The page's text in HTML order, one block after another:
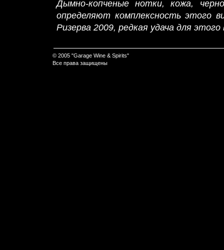
Дымно-копченые нотки, кожа,
определяют комплексность этого
Ризерва 2009, редкая удача для
© 2005 "Garage Wine & Spirits"
Все права защищены